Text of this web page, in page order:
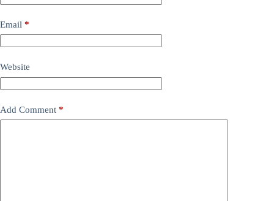
Email *
Website
Add Comment *